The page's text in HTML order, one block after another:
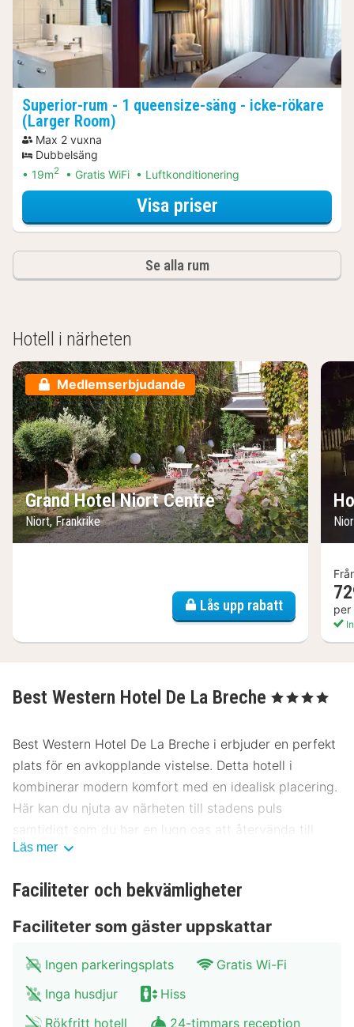
Superior-rum - 1 queensize-säng - icke-rökare
(Larger Room)
Max 2 vuxna
Dubbelsäng
19m2 Gratis WiFi Luftkonditionering
Visa priserför Superior-rum
Se alla rum
Hotell i närheten
Medlemserbjudande
Grand Hotel Niort Centre
Niort, Frankrike
Lås upp rabatt per
Best Western Hotel De La Breche , 4 Stjärnor
Best Western Hotel De La Breche i erbjuder en perfekt
plats för en avkopplande vistelse. Detta hotell i
kombinerar modern komfort med en idealisk placering.
Här kan du njuta av närheten till stadens puls
samtidigt som du har en lugn oas att återvända till
efter dagens äventyr.
Plats Best Western Hotel De La Breche
från centrum. Härifrån är det enkelt att utforska
stadens främsta sevärdheter och kulturella skatter.
Museer och parker ligger inom bekvämt avstånd, vilket
gör området till en utmärkt plats att bo på. Goda
kollektivtrafikförbindelser med både buss och tåg finns
Läs mer
Faciliteter och bekvämligheter
Faciliteter som gäster uppskattar
Ingen parkeringsplats
Gratis Wi-Fi
Inga husdjur
Hiss
Rökfritt hotell
24-timmars reception